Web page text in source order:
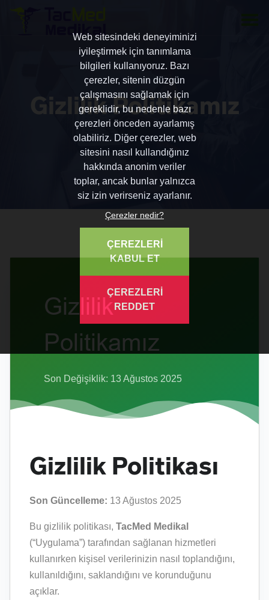
Gizlilik Politikamız
Gizlilik
Politikamız
Son Değişiklik: 13 Ağustos 2025
Gizlilik Politikası
Son Güncelleme: 13 Ağustos 2025
Bu gizlilik politikası, TacMed Medikal
(“Uygulama”) tarafından sağlanan hizmetleri
kullanırken kişisel verilerinizin nasıl toplandığını,
kullanıldığını, saklandığını ve korunduğunu
açıklar.
Web sitesindeki deneyiminizi
iyileştirmek için tanımlama
bilgileri kullanıyoruz. Bazı
çerezler, sitenin düzgün
çalışmasını sağlamak için
gereklidir, bu nedenle bazı
çerezleri önceden ayarlamış
olabiliriz. Diğer çerezler, web
sitesini nasıl kullandığınız
hakkında anonim veriler
toplar, ancak bunlar yalnızca
siz izin verirseniz ayarlanır.
Çerezler nedir?
ÇEREZLERİ
KABUL ET
ÇEREZLERİ
REDDET